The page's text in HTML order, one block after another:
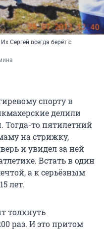
Сергей всегда берёт с
спорту в
делили
Тогда-то пятилетний
на стрижку,
и увидел за ней
Встать в один
а к серьёзным
лет.
толкнуть
раз. И это притом